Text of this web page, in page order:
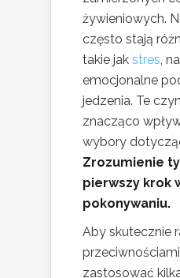
żywieniowych.
często stają
takie jak stres,
emocjonalne
jedzenia. Te
znacząco
wybory
Zrozumienie
pierwszy krok
pokonywaniu.
Aby skutecznie
zastosować